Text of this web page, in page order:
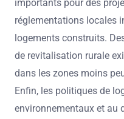
importants pour des
réglementations locales
logements construits.
de revitalisation rurale
dans les zones moins
Enfin, les politiques de
environnementaux et au